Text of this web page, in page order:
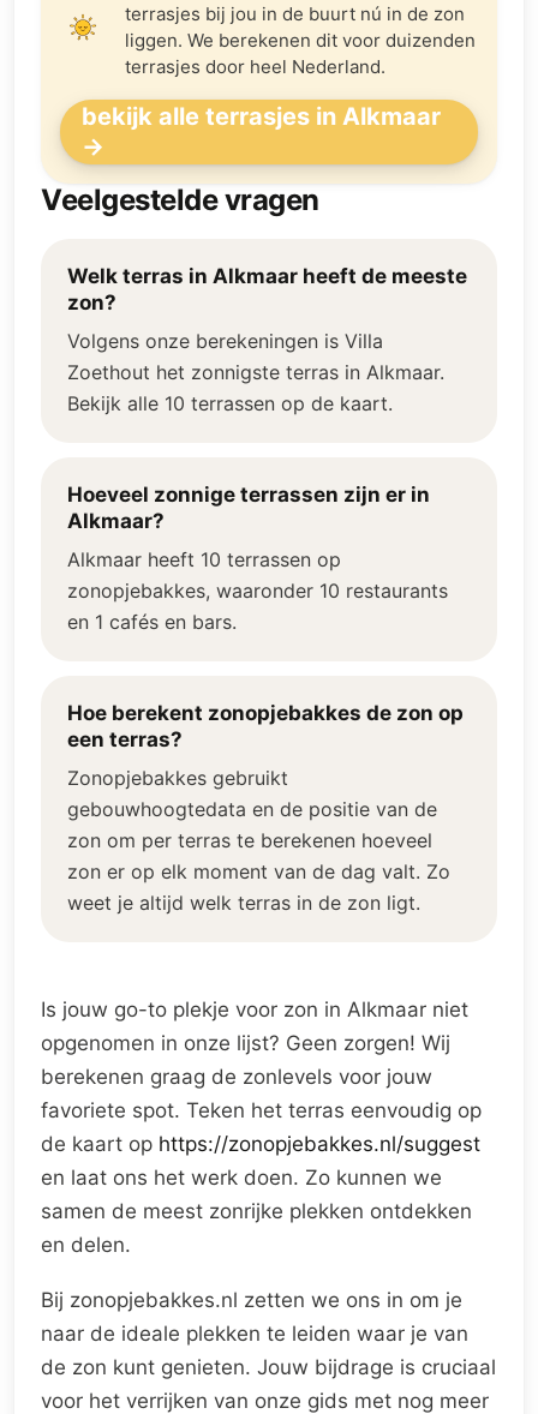
terrasjes bij jou in de buurt nú in de zon
liggen. We berekenen dit voor duizenden
terrasjes door heel Nederland.
bekijk alle terrasjes in Alkmaar
→
Veelgestelde vragen
Welk terras in Alkmaar heeft de meeste
zon?
Volgens onze berekeningen is Villa
Zoethout het zonnigste terras in Alkmaar.
Bekijk alle 10 terrassen op de kaart.
Hoeveel zonnige terrassen zijn er in
Alkmaar?
Alkmaar heeft 10 terrassen op
zonopjebakkes, waaronder 10 restaurants
en 1 cafés en bars.
Hoe berekent zonopjebakkes de zon op
een terras?
Zonopjebakkes gebruikt
gebouwhoogtedata en de positie van de
zon om per terras te berekenen hoeveel
zon er op elk moment van de dag valt. Zo
weet je altijd welk terras in de zon ligt.
Is jouw go-to plekje voor zon in Alkmaar niet
opgenomen in onze lijst? Geen zorgen! Wij
berekenen graag de zonlevels voor jouw
favoriete spot. Teken het terras eenvoudig op
de kaart op https://zonopjebakkes.nl/suggest
en laat ons het werk doen. Zo kunnen we
samen de meest zonrijke plekken ontdekken
en delen.
Bij zonopjebakkes.nl zetten we ons in om je
naar de ideale plekken te leiden waar je van
de zon kunt genieten. Jouw bijdrage is cruciaal
voor het verrijken van onze gids met nog meer